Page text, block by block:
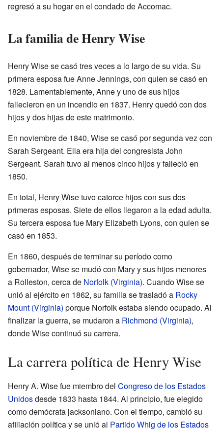
regresó a su hogar en el condado de Accomac.
La familia de Henry Wise
Henry Wise se casó tres veces a lo largo de su vida. Su
primera esposa fue Anne Jennings, con quien se casó en
1828. Lamentablemente, Anne y uno de sus hijos
fallecieron en un incendio en 1837. Henry quedó con dos
hijos y dos hijas de este matrimonio.
En noviembre de 1840, Wise se casó por segunda vez con
Sarah Sergeant. Ella era hija del congresista John
Sergeant. Sarah tuvo al menos cinco hijos y falleció en
1850.
En total, Henry Wise tuvo catorce hijos con sus dos
primeras esposas. Siete de ellos llegaron a la edad adulta.
Su tercera esposa fue Mary Elizabeth Lyons, con quien se
casó en 1853.
En 1860, después de terminar su período como
gobernador, Wise se mudó con Mary y sus hijos menores
a Rolleston, cerca de Norfolk (Virginia). Cuando Wise se
unió al ejército en 1862, su familia se trasladó a Rocky
Mount (Virginia) porque Norfolk estaba siendo ocupado. Al
finalizar la guerra, se mudaron a Richmond (Virginia),
donde Wise continuó su carrera.
La carrera política de Henry Wise
Henry A. Wise fue miembro del Congreso de los Estados
Unidosdesde 1833 hasta 1844. Al principio, fue elegido
como demócrata jacksoniano. Con el tiempo, cambió su
afiliación política y se unió al Partido Whig de los Estados